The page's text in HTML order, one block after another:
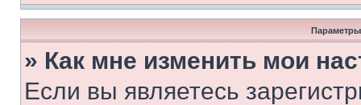
Параметры
» Как мне изменить мои
Если вы являетесь